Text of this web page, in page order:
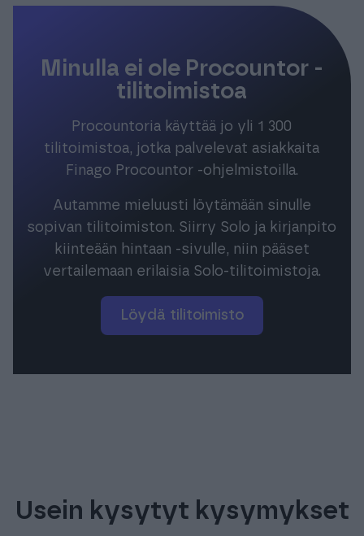
Minulla ei ole Procountor -
tilitoimistoa
Procountoria käyttää jo yli 1 300
tilitoimistoa, jotka palvelevat asiakkaita
Finago Procountor -ohjelmistoilla.
Autamme mieluusti löytämään sinulle
sopivan tilitoimiston. Siirry Solo ja kirjanpito
kiinteään hintaan -sivulle, niin pääset
vertailemaan erilaisia Solo-tilitoimistoja.
Löydä tilitoimisto
Usein kysytyt kysymykset